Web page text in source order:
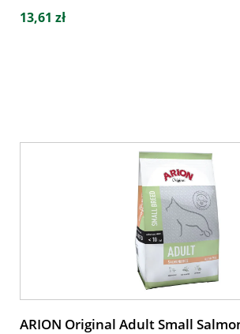
13,61 zł
ARION Original Adult Small